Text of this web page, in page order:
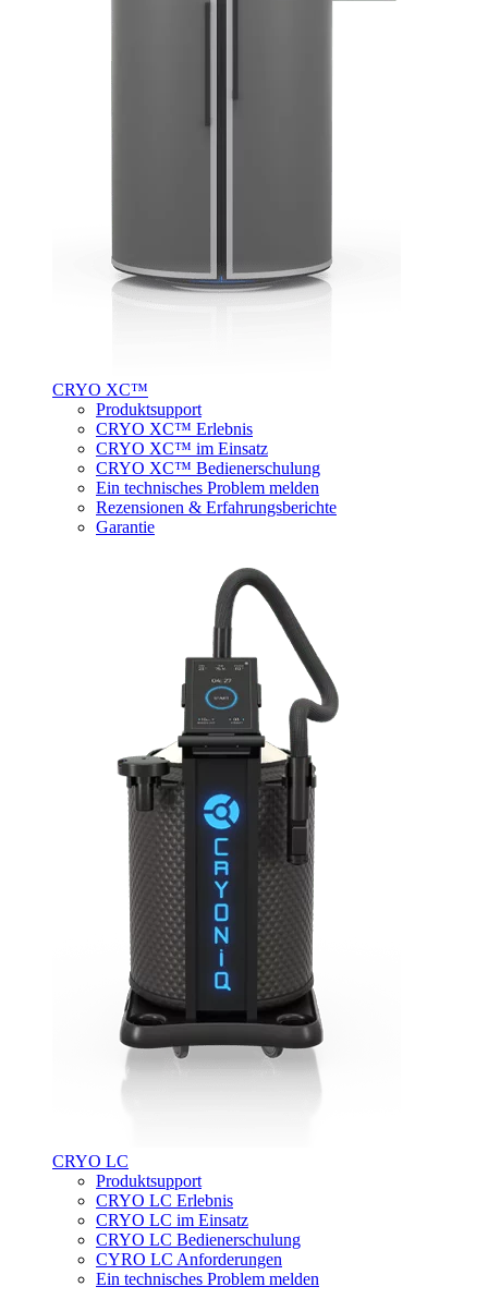
CRYO XC™
Produktsupport
CRYO XC™ Erlebnis
CRYO XC™ im Einsatz
CRYO XC™ Bedienerschulung
Ein technisches Problem melden
Rezensionen & Erfahrungsberichte
Garantie
CRYO LC
Produktsupport
CRYO LC Erlebnis
CRYO LC im Einsatz
CRYO LC Bedienerschulung
CYRO LC Anforderungen
Ein technisches Problem melden